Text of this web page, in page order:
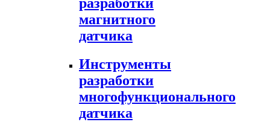
разработки
магнитного
датчика
Инструменты
разработки
многофункционального
датчика